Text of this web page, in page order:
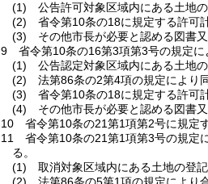
(1)
公告許可対象区域内にある土地
(2)
省令第10条の18に規定する許可
(3)
その他市長が必要と認める図書
9
省令第10条の16第3項第3号の規定
(1)
公告認定対象区域内にある土地
(2)
法第86条の2第4項の規定により
(3)
省令第10条の18に規定する許可
(4)
その他市長が必要と認める図書
10
省令第10条の21第1項第2号に規定
11
省令第10条の21第1項第3号の規定
る。
(1)
取消対象区域内にある土地の登